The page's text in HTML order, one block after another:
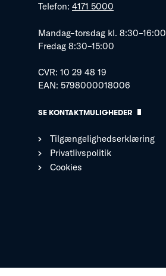
Telefon: 4171 5000
Mandag–torsdag kl. 8:30–16:00
Fredag 8:30–15:00
CVR: 10 29 48 19
EAN: 5798000018006
SE KONTAKTMULIGHEDER
Tilgængelighedserklæring
Privatlivspolitik
Cookies